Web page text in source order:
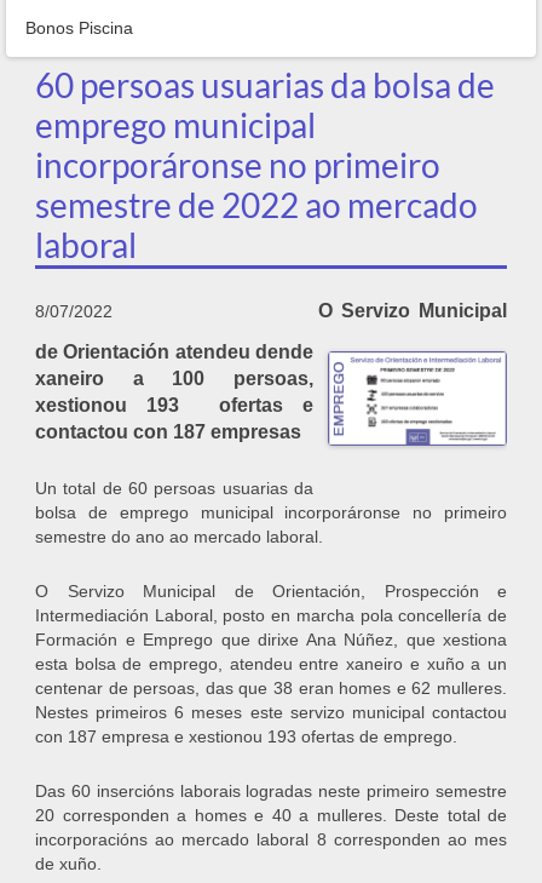
Bonos Piscina
60 persoas usuarias da bolsa de
emprego municipal
incorporáronse no primeiro
semestre de 2022 ao mercado
laboral
8/07/2022
O Servizo Municipal
de Orientación atendeu dende
xaneiro a 100 persoas,
xestionou 193 ofertas e
contactou con 187 empresas
Un total de 60 persoas usuarias da
bolsa de emprego municipal incorporáronse no primeiro
semestre do ano ao mercado laboral.
O Servizo Municipal de Orientación, Prospección e
Intermediación Laboral, posto en marcha pola concellería de
Formación e Emprego que dirixe Ana Núñez, que xestiona
esta bolsa de emprego, atendeu entre xaneiro e xuño a un
centenar de persoas, das que 38 eran homes e 62 mulleres.
Nestes primeiros 6 meses este servizo municipal contactou
con 187 empresa e xestionou 193 ofertas de emprego.
Das 60 insercións laborais logradas neste primeiro semestre
20 corresponden a homes e 40 a mulleres. Deste total de
incorporacións ao mercado laboral 8 corresponden ao mes
de xuño.